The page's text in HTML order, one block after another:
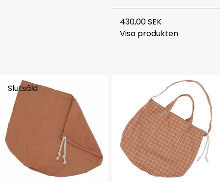
430,00 SEK
Visa produkten
Slutsåld